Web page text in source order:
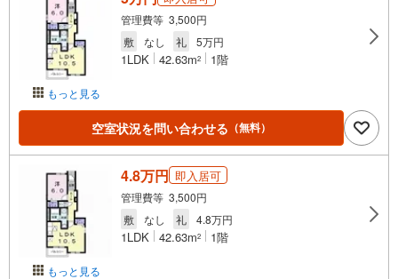
もっと見る
管理費等 3,500円
敷
なし 礼 5万円
1LDK 42.63m2 1階
空室状況を問い合わせる （無料）
もっと見る
4.8万円 即入居可
管理費等 3,500円
敷
なし 礼 4.8万円
1LDK 42.63m2 1階